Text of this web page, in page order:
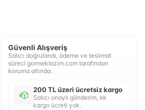
Güvenli Alışveriş
Satıcı doğrulandı, ödeme ve teslimat
süreci gormeklazim.com tarafından
koruma altında.
200 TL üzeri ücretsiz kargo
Satıcı onaylı gönderim, ek
kargo ücreti yok.